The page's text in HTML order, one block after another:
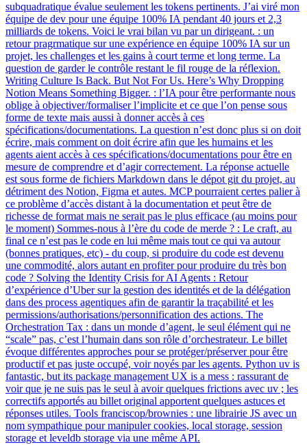
subquadratique évalue seulement les tokens pertinents. J’ai viré mon
équipe de dev pour une équipe 100% IA pendant 40 jours et 2,3
milliards de tokens. Voici le vrai bilan vu par un dirigeant. : un
retour pragrmatique sur une expérience en équipe 100% IA sur un
projet, les challenges et les gains à court terme et long terme. La
question de garder le contrôle restant le fil rouge de la réflexion.
Writing Culture Is Back. But Not For Us. Here’s Why Dropping
Notion Means Something Bigger. : l’IA pour être performante nous
oblige à objectiver/formaliser l’implicite et ce que l’on pense sous
forme de texte mais aussi à donner accès à ces
spécifications/documentations. La question n’est donc plus si on doit
écrire, mais comment on doit écrire afin que les humains et les
agents aient accès à ces spécifications/documentations pour être en
mesure de comprendre et d’agir correctement. La réponse actuelle
est sous forme de fichiers Markdown dans le dépot git du projet, au
détriment des Notion, Figma et autes. MCP pourraient certes palier à
ce problème d’accès distant à la documentation et peut être de
richesse de format mais ne serait pas le plus efficace (au moins pour
le moment) Sommes-nous à l’ère du code de merde ? : Le craft, au
final ce n’est pas le code en lui même mais tout ce qui va autour
(bonnes pratiques, etc) - du coup, si produire du code est devenu
une commodité, alors autant en profiter pour produire du très bon
code ? Solving the Identity Crisis for AI Agents : Retour
d’expérience d’Uber sur la gestion des identités et de la délégation
dans des process agentiques afin de garantir la traçabilité et les
permissions/authorisations/personnification des actions. The
Orchestration Tax : dans un monde d’agent, le seul élément qui ne
“scale” pas, c’est l’humain dans son rôle d’orchestrateur. Le billet
évoque différentes approches pour se protéger/préserver pour être
productif et pas juste occupé, voir noyés par les agents. Python uv is
fantastic, but its package management UX is a mess : rassurant de
voir que je ne suis pas le seul à avoir quelques frictions avec uv ; les
correctifs apportés au billet original apportent quelques astuces et
réponses utiles. Tools franciscop/brownies : une librairie JS avec un
nom sympathique pour manipuler cookies, local storage, session
storage et leveldb storage via une même API.